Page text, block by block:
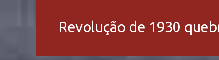
Revolução de 1930